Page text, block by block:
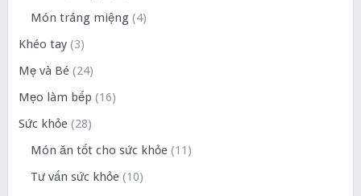
Món tráng miệng(4)
Khéo tay(3)
Mẹ và Bé(24)
Mẹo làm bếp (16)
Sức khỏe(28)
Món ăn tốt cho sức khỏe(11)
Tư vấn sức khỏe(10)